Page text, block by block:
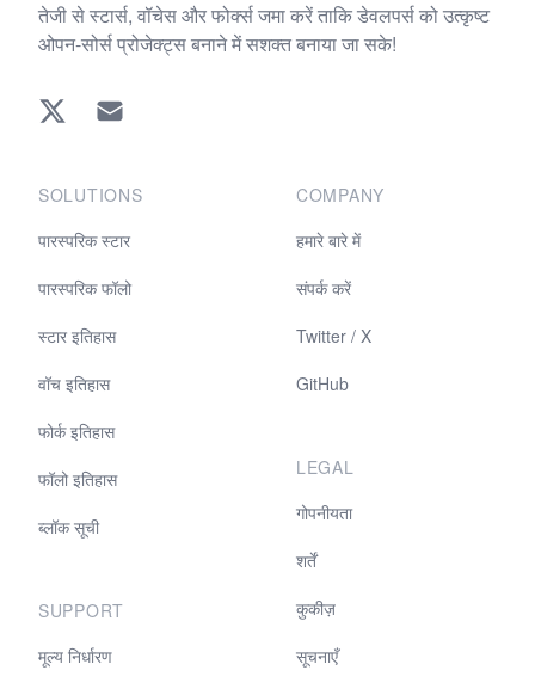
तेजी से स्टार्स, वॉचेस और फोर्क्स जमा करें ताकि डेवलपर्स को उत्कृष्ट
ओपन-सोर्स प्रोजेक्ट्स बनाने में सशक्त बनाया जा सके!
Twitter EMAIL
SOLUTIONS
पारस्परिक स्टार
पारस्परिक फॉलो
स्टार इतिहास
वॉच इतिहास
फोर्क इतिहास
फॉलो इतिहास
ब्लॉक सूची
SUPPORT
मूल्य निर्धारण
COMPANY
हमारे बारे में
संपर्क करें
Twitter / X
GitHub
LEGAL
गोपनीयता
शर्तें
कुकीज़
सूचनाएँ